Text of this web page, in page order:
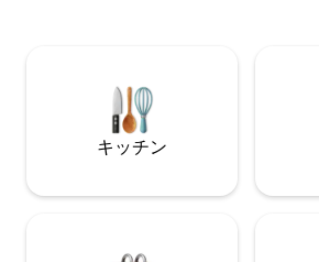
を散策し、リトルヤラ川の冷たい水につ
ま先を浸してみてください。
キッチン